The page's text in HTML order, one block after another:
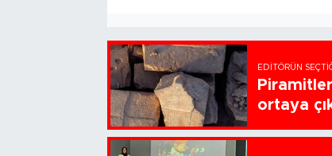
EDITÖRÜN
ortaya